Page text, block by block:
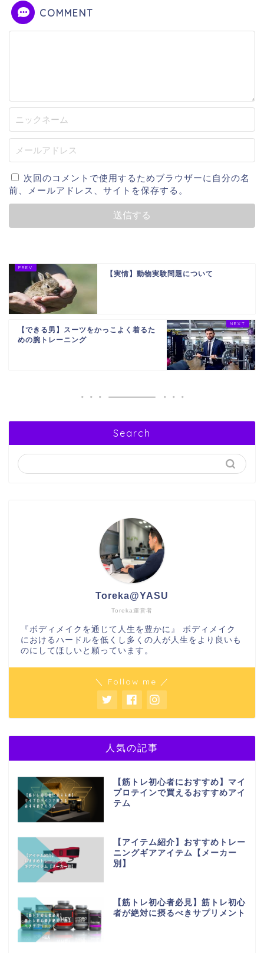
COMMENT
次回のコメントで使用するためブラウザーに自分の名
前、メールアドレス、サイトを保存する。
【実情】動物実験問題について
【できる男】スーツをかっこよく着るた
めの腕トレーニング
Search
Toreka運営者
Toreka@YASU
『ボディメイクを通じて人生を豊かに』 ボディメイク
におけるハードルを低くし多くの人が人生をより良いも
のにしてほしいと願っています。
＼ Follow me ／
人気の記事
【筋トレ初心者におすすめ】マイ
プロテインで買えるおすすめアイ
テム
【アイテム紹介】おすすめトレー
ニングギアアイテム【メーカー
別】
【筋トレ初心者必見】筋トレ初心
者が絶対に摂るべきサプリメント